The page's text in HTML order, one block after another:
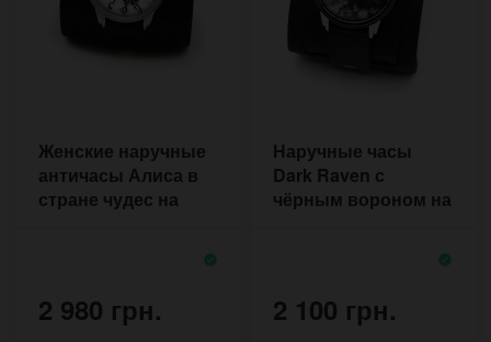
Женские наручные
античасы Алиса в
стране чудес на
2 980 грн.
Наручные часы
Dark Raven с
чёрным вороном на
2 100 грн.